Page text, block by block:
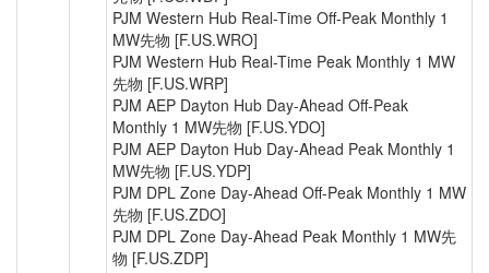
PJM Western Hub Real-Time Off-Peak Monthly 1
MW先物 [F.US.WRO]
PJM Western Hub Real-Time Peak Monthly 1 MW
先物 [F.US.WRP]
PJM AEP Dayton Hub Day-Ahead Off-Peak
Monthly 1 MW先物 [F.US.YDO]
PJM AEP Dayton Hub Day-Ahead Peak Monthly 1
MW先物 [F.US.YDP]
PJM DPL Zone Day-Ahead Off-Peak Monthly 1 MW
先物 [F.US.ZDO]
PJM DPL Zone Day-Ahead Peak Monthly 1 MW先
物 [F.US.ZDP]